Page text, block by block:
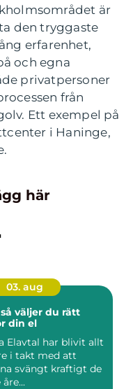
är
den tryggaste
erfarenhet,
och egna
privatpersoner
från
Ett exempel på
i Haninge,
här
03. aug
din el
Elavtal har blivit allt
i takt med att
svängt kraftigt de